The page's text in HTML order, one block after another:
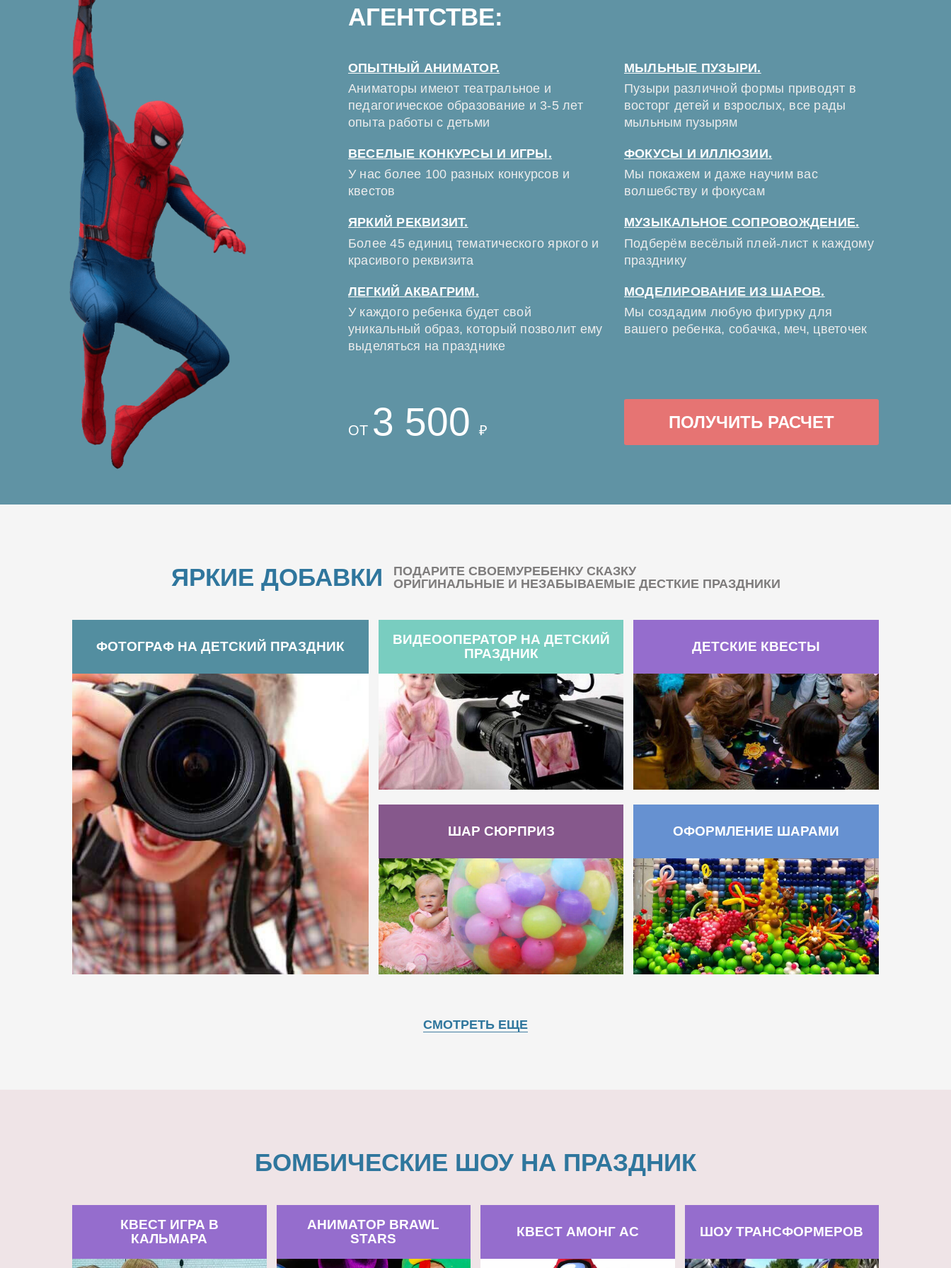
АГЕНТСТВЕ:
ОПЫТНЫЙ АНИМАТОР.
Аниматоры имеют театральное и
педагогическое образование и 3-5 лет
опыта работы с детьми
ВЕСЕЛЫЕ КОНКУРСЫ И ИГРЫ.
У нас более 100 разных конкурсов и
квестов
ЯРКИЙ РЕКВИЗИТ.
Более 45 единиц тематического яркого и
красивого реквизита
ЛЕГКИЙ АКВАГРИМ.
У каждого ребенка будет свой
уникальный образ, который позволит ему
выделяться на празднике
МЫЛЬНЫЕ ПУЗЫРИ.
Пузыри различной формы приводят в
восторг детей и взрослых, все рады
мыльным пузырям
ФОКУСЫ И ИЛЛЮЗИИ.
Мы покажем и даже научим вас
волшебству и фокусам
МУЗЫКАЛЬНОЕ СОПРОВОЖДЕНИЕ.
Подберём весёлый плей-лист к каждому
празднику
МОДЕЛИРОВАНИЕ ИЗ ШАРОВ.
Мы создадим любую фигурку для
вашего ребенка, собачка, меч, цветочек
ОТ 3 500 ₽ ПОЛУЧИТЬ РАСЧЕТ
ЯРКИЕ ДОБАВКИ
ПОДАРИТЕ СВОЕМУРЕБЕНКУ СКАЗКУ
ОРИГИНАЛЬНЫЕ И НЕЗАБЫВАЕМЫЕ ДЕСТКИЕ ПРАЗДНИКИ
ФОТОГРАФ НА ДЕТСКИЙ ПРАЗДНИК
ВИДЕООПЕРАТОР НА ДЕТСКИЙ
ПРАЗДНИК
ДЕТСКИЕ КВЕСТЫ
ШАР СЮРПРИЗ ОФОРМЛЕНИЕ ШАРАМИ
СМОТРЕТЬ ЕЩЕ
БОМБИЧЕСКИЕ ШОУ НА ПРАЗДНИК
КВЕСТ ИГРА В
КАЛЬМАРА
АНИМАТОР BRAWL
STARS
КВЕСТ АМОНГ АС ШОУ ТРАНСФОРМЕРОВ